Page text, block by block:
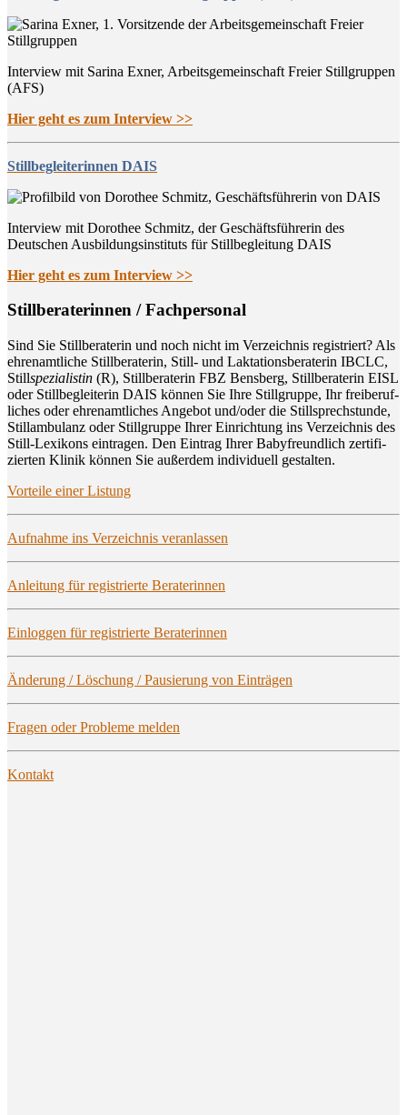
Interview mit Sarina Exner, Arbeitsgemeinschaft Freier Stillgruppen
(AFS)
Hier geht es zum Interview >>
Stillbegleiterinnen DAIS
Interview mit Dorothee Schmitz, der Geschäftsführerin des
Deutschen Ausbildungsinstituts für Stillbegleitung DAIS
Hier geht es zum Interview >>
Still­be­ra­te­rin­nen / Fachpersonal
Sind Sie Still­be­ra­te­rin und noch nicht im Ver­zeich­nis regis­triert? Als
ehren­amt­li­che Still­be­ra­te­rin, Still- und Lak­ta­ti­ons­be­ra­te­rin IBCLC,
Stillspe­zia­lis­tin (R), Still­be­ra­te­rin FBZ Bens­berg, Still­be­ra­te­rin EISL
oder Still­be­glei­te­rin DAIS kön­nen Sie Ihre Still­grup­pe, Ihr frei­be­ruf­
li­ches oder ehren­amt­li­ches Ange­bot und/oder die Still­sprech­stun­de,
Still­am­bu­lanz oder Still­grup­pe Ihrer Ein­rich­tung ins Ver­zeich­nis des
Still-Lexi­kons ein­tra­gen. Den Ein­trag Ihrer Baby­freund­lich zer­ti­fi­
zier­ten Kli­nik kön­nen Sie außer­dem indi­vi­du­ell gestalten.
Vor­tei­le einer Listung
Auf­nah­me ins Ver­zeich­nis veranlassen
Anlei­tung für regis­trier­te Beraterinnen
Ein­log­gen für regis­trier­te Beraterinnen
Ände­rung / Löschung / Pau­sie­rung von Einträgen
Fra­gen oder Pro­ble­me melden
Kon­takt